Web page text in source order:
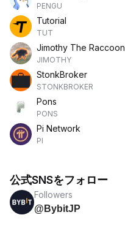
PENGU
Tutorial
TUT
Jimothy The Raccoon
JIMOTHY
StonkBroker
STONKBROKER
Pons
PONS
Pi Network
PI
公式SNSをフォロー
Followers
@BybitJP